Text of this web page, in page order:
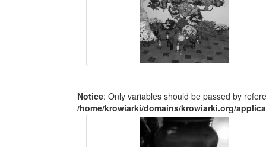
Notice: Only variables should be passed by
/home/krowiarki/domains/krowiarki.org/